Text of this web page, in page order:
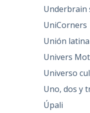
Underbrain
UniCorners
Unión latina
Univers
Universo
Uno, dos y
Úpali